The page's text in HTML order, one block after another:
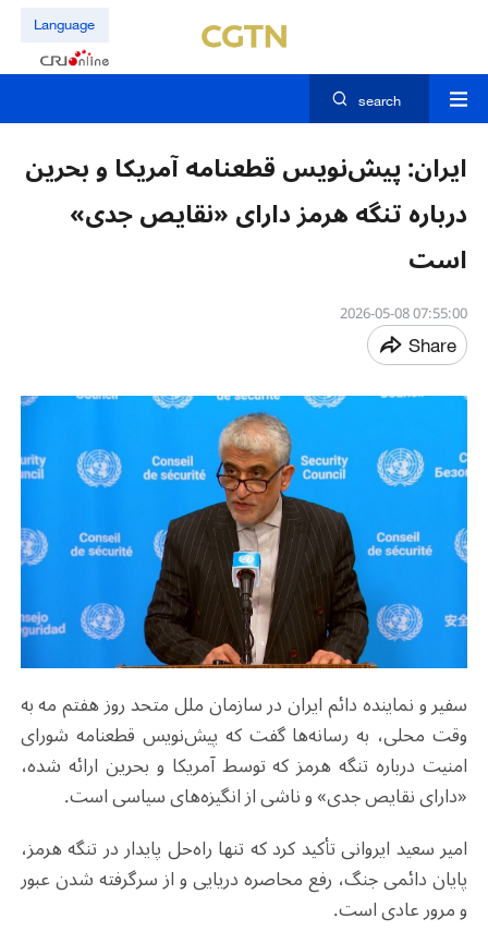
Language
search
ایران: پیش‌نویس قطعنامه آمریکا و بحرین
درباره تنگه هرمز دارای «نقایص جدی»
است
07:55:00 2026-05-08
Share
سفیر و نماینده دائم ایران در سازمان ملل متحد روز هفتم مه به
وقت محلی، به رسانه‌ها گفت که پیش‌نویس قطعنامه شورای
امنیت درباره تنگه هرمز که توسط آمریکا و بحرین ارائه شده،
«دارای نقایص جدی» و ناشی از انگیزه‌های سیاسی است.
امیر سعید ایروانی تأکید کرد که تنها راه‌حل پایدار در تنگه هرمز،
پایان دائمی جنگ، رفع محاصره دریایی و از سرگرفته شدن عبور
و مرور عادی است.